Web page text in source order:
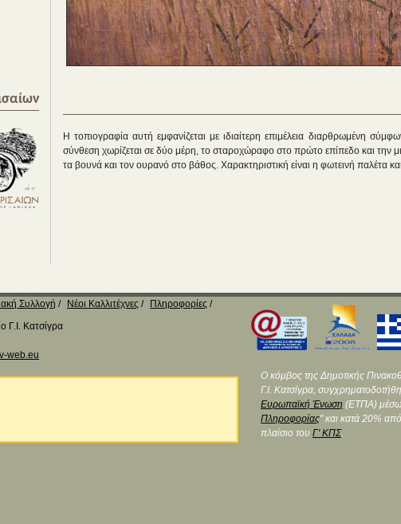
Η τοπιογραφία αυτή εμφανίζεται με ιδιαίτερη επιμέλεια διαρθρωμένη
σύνθεση χωρίζεται σε δύο μέρη, το σταροχώραφο στο πρώτο επίπεδο και την
τα βουνά και τον ουρανό στο βάθος. Χαρακτηριστική είναι η φωτεινή παλέτα
Συλλογή Νέοι Καλλιτέχνες
Πληροφορίες
Γ.Ι. Κατσίγρα
web.eu
Ο κόμβος της Δημοτικής
Γ.Ι. Κατσίγρα,
Ευρωπαϊκή Ένωση (ΕΤΠΑ)
Πληροφορίας" και κατά 20%
πλαίσιο του Γ' ΚΠΣ.